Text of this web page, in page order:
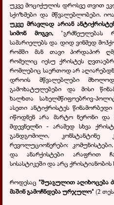
უკვე მოციქულის დროსვე თვით
სქიზმები და მწვალებლობები.
უკვე მრავლად არიან
სიმონ მოგვი,"გრძნეულებას
სამარიელებს და დიდ ვინმედ
რომში მან თავი პირდაპირ
რომელიც იესუ ქრისტეს
რომლებიც საერთოდ არ
დროის მწვალებლები
გამოხატულებები და მისი
ხალხთა სახელმწიფოებრივ-
ასეთი ანტიქრისტეს
იწოდნენ არა მარტო ნერონი და
მდევნელნი - არამედ სხვა
განდგომილი,
რევოლუციონერები:
და ანარქისტები არაფრით
სისასტიკეში და არც
როდესაც "შუაგულით აღიხოცება
მაშინ გამოჩნდება ურჯულო" (2